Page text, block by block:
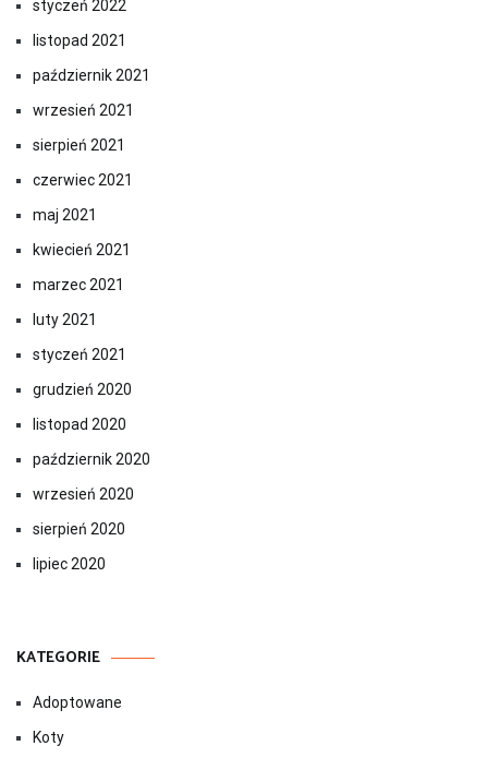
styczeń 2022
listopad 2021
październik 2021
wrzesień 2021
sierpień 2021
czerwiec 2021
maj 2021
kwiecień 2021
marzec 2021
luty 2021
styczeń 2021
grudzień 2020
listopad 2020
październik 2020
wrzesień 2020
sierpień 2020
lipiec 2020
KATEGORIE
Adoptowane
Koty